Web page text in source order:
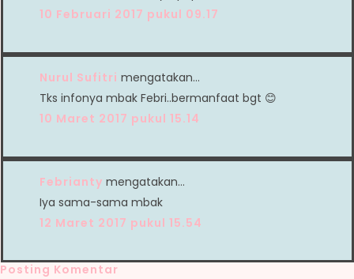
10 Februari 2017 pukul 09.17
Nurul Sufitri mengatakan…
Tks infonya mbak Febri..bermanfaat bgt 😊
10 Maret 2017 pukul 15.14
Febrianty mengatakan…
Iya sama-sama mbak
12 Maret 2017 pukul 15.54
Posting Komentar